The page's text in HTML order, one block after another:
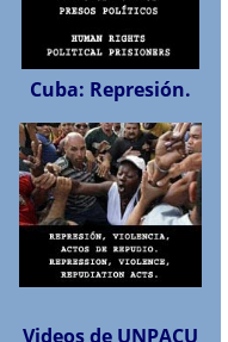
Cuba: Represión.
Videos de UNPACU